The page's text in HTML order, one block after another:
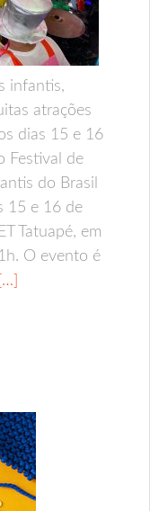
infantis,
atrações
dias 15 e 16
Festival de
do Brasil
15 e 16 de
Tatuapé, em
O evento é
[…]